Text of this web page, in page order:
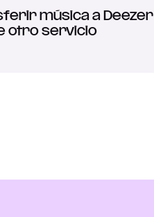
música a Deezer
otro servicio